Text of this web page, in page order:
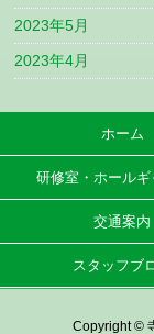
2023年5月
2023年4月
ホーム
研修室・ホールギ
交通案内
スタッフブ
Copyright ©